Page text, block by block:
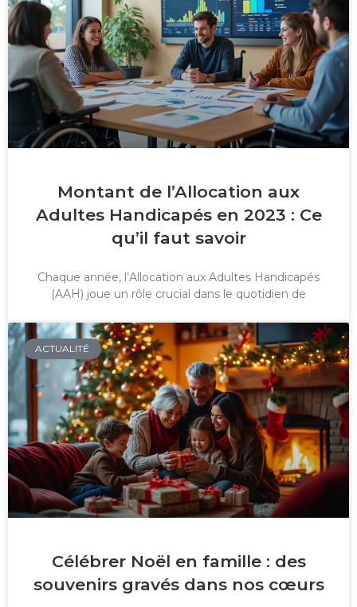
Montant de l’Allocation aux
Adultes Handicapés en 2023 : Ce
qu’il faut savoir
Chaque année, l’Allocation aux Adultes Handicapés
(AAH) joue un rôle crucial dans le quotidien de
ACTUALITÉ
Célébrer Noël en famille : des
souvenirs gravés dans nos cœurs